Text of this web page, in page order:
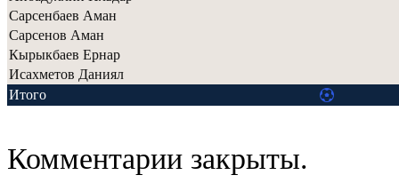
Сарсенбаев Аман
Сарсенов Аман
Кырыкбаев Ернар
Исахметов Даниял
Итого
Комментарии закрыты.